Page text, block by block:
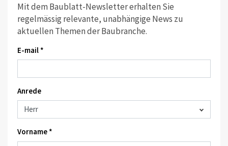
Mit dem Baublatt-Newsletter erhalten Sie
regelmässig relevante, unabhängige News zu
aktuellen Themen der Baubranche.
E-mail *
Anrede
Vorname *